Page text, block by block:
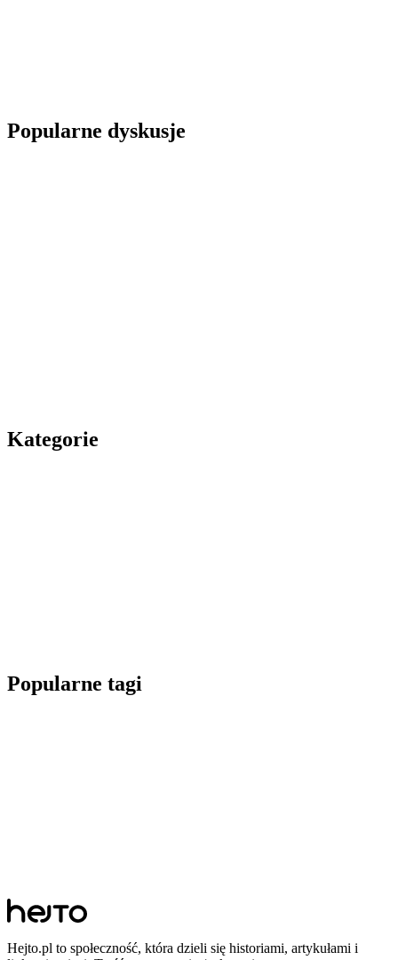
Popularne dyskusje
Kategorie
Popularne tagi
Hejto.pl to społeczność, która dzieli się historiami, artykułami i